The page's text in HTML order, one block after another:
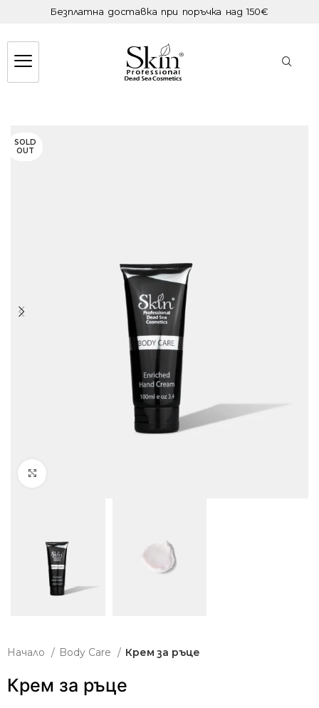
Безплатна доставка при поръчка над 150€
SOLD
OUT
Начало Body Care Крем за ръце
Крем за ръце